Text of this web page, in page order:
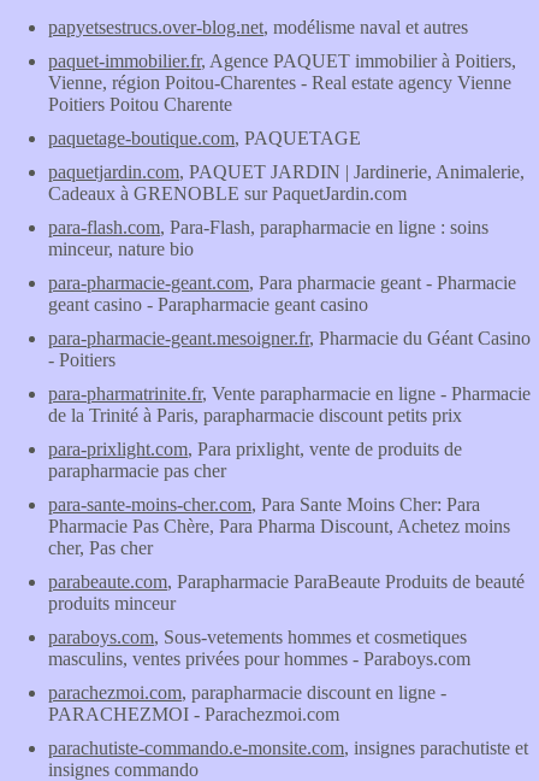
papyetsestrucs.over-blog.net, modélisme naval et autres
paquet-immobilier.fr, Agence PAQUET immobilier à Poitiers,
Vienne, région Poitou-Charentes - Real estate agency Vienne
Poitiers Poitou Charente
paquetage-boutique.com, PAQUETAGE
paquetjardin.com, PAQUET JARDIN | Jardinerie, Animalerie,
Cadeaux à GRENOBLE sur PaquetJardin.com
para-flash.com, Para-Flash, parapharmacie en ligne : soins
minceur, nature bio
para-pharmacie-geant.com, Para pharmacie geant - Pharmacie
geant casino - Parapharmacie geant casino
para-pharmacie-geant.mesoigner.fr, Pharmacie du Géant Casino
- Poitiers
para-pharmatrinite.fr, Vente parapharmacie en ligne - Pharmacie
de la Trinité à Paris, parapharmacie discount petits prix
para-prixlight.com, Para prixlight, vente de produits de
parapharmacie pas cher
para-sante-moins-cher.com, Para Sante Moins Cher: Para
Pharmacie Pas Chère, Para Pharma Discount, Achetez moins
cher, Pas cher
parabeaute.com, Parapharmacie ParaBeaute Produits de beauté
produits minceur
paraboys.com, Sous-vetements hommes et cosmetiques
masculins, ventes privées pour hommes - Paraboys.com
parachezmoi.com, parapharmacie discount en ligne -
PARACHEZMOI - Parachezmoi.com
parachutiste-commando.e-monsite.com, insignes parachutiste et
insignes commando